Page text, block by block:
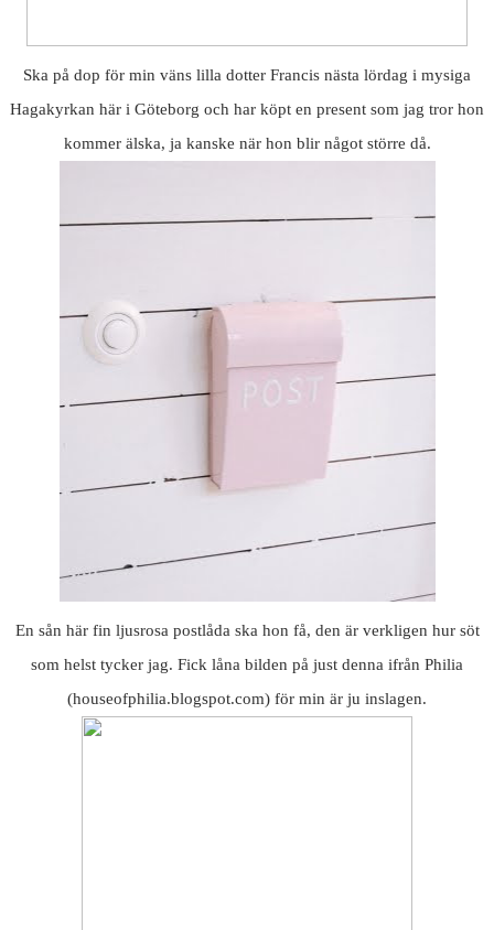
Ska på dop för min väns lilla dotter Francis nästa lördag i mysiga
Hagakyrkan här i Göteborg och har köpt en present som jag tror hon
kommer älska, ja kanske när hon blir något större då.
En sån här fin ljusrosa postlåda ska hon få, den är verkligen hur söt
som helst tycker jag. Fick låna bilden på just denna ifrån Philia
(houseofphilia.blogspot.com) för min är ju inslagen.